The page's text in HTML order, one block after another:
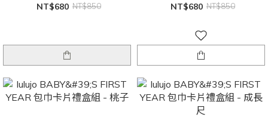
NT$680 NT$850 NT$680 NT$850